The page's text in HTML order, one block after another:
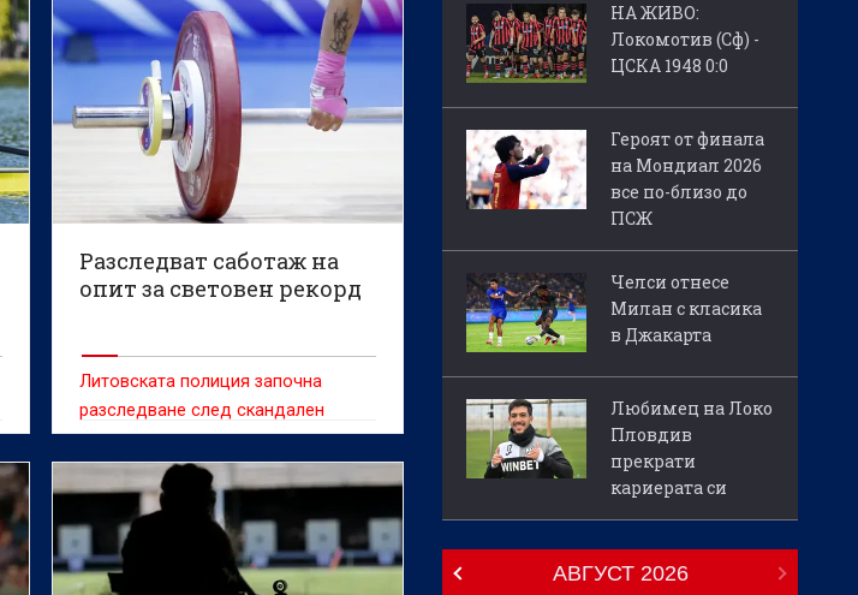
Разследват саботаж на
опит за световен рекорд
Литовската полиция започна
разследване след скандален
инцидент по време на световното
първенство по класически силов
трибой, при който доброволец е
попречил на белгийската
състезателка Сонита Мулух да
атакува световен рекорд.
НА ЖИВО:
Локомотив (Сф) -
ЦСКА 1948 0:0
Героят от финала
на Мондиал 2026
все по-близо до
ПСЖ
Челси отнесе
Милан с класика
в Джакарта
Любимец на Локо
Пловдив
прекрати
кариерата си
АВГУСТ 2026